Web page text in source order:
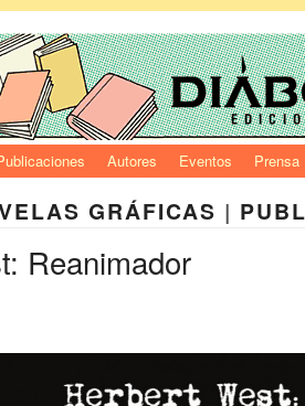
Autores Eventos Prensa
GRÁFICAS |
Reanimador